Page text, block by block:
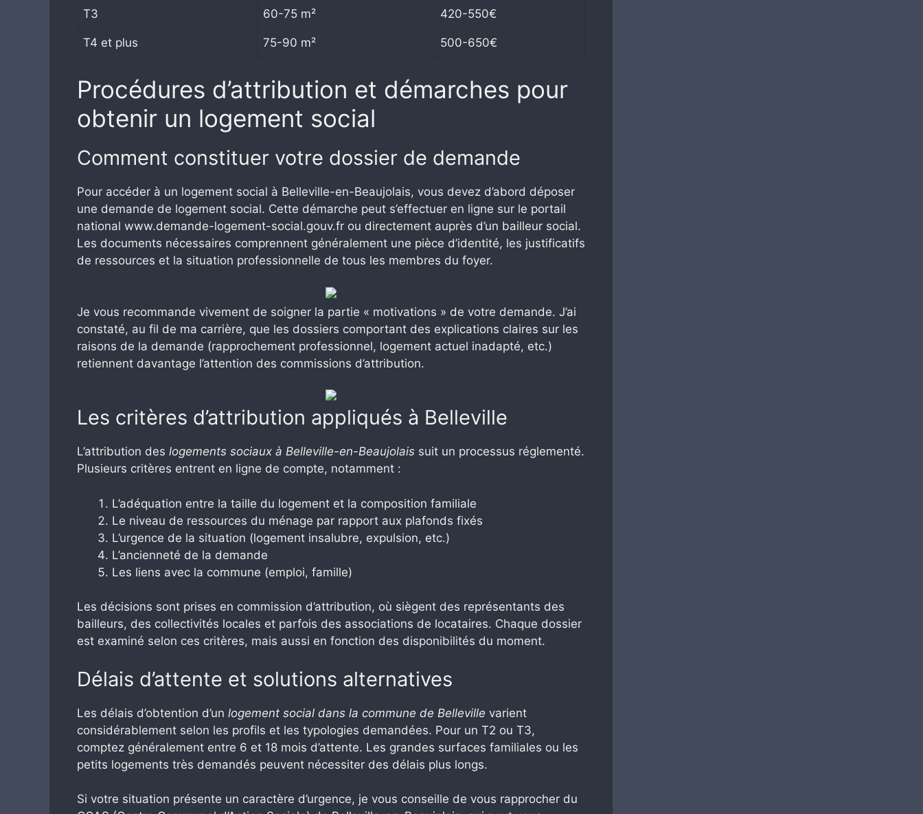
T3 60-75 m² 420-550€
T4 et plus 75-90 m² 500-650€
Procédures d’attribution et démarches pour
obtenir un logement social
Comment constituer votre dossier de demande
Pour accéder à un logement social à Belleville-en-Beaujolais, vous devez d’abord déposer
une demande de logement social. Cette démarche peut s’effectuer en ligne sur le portail
national www.demande-logement-social.gouv.fr ou directement auprès d’un bailleur social.
Les documents nécessaires comprennent généralement une pièce d’identité, les justificatifs
de ressources et la situation professionnelle de tous les membres du foyer.
Je vous recommande vivement de soigner la partie « motivations » de votre demande. J’ai
constaté, au fil de ma carrière, que les dossiers comportant des explications claires sur les
raisons de la demande (rapprochement professionnel, logement actuel inadapté, etc.)
retiennent davantage l’attention des commissions d’attribution.
Les critères d’attribution appliqués à Belleville
L’attribution des logements sociaux à Belleville-en-Beaujolais suit un processus réglementé.
Plusieurs critères entrent en ligne de compte, notamment :
L’adéquation entre la taille du logement et la composition familiale
Le niveau de ressources du ménage par rapport aux plafonds fixés
L’urgence de la situation (logement insalubre, expulsion, etc.)
L’ancienneté de la demande
Les liens avec la commune (emploi, famille)
Les décisions sont prises en commission d’attribution, où siègent des représentants des
bailleurs, des collectivités locales et parfois des associations de locataires. Chaque dossier
est examiné selon ces critères, mais aussi en fonction des disponibilités du moment.
Délais d’attente et solutions alternatives
Les délais d’obtention d’un logement social dans la commune de Belleville varient
considérablement selon les profils et les typologies demandées. Pour un T2 ou T3,
comptez généralement entre 6 et 18 mois d’attente. Les grandes surfaces familiales ou les
petits logements très demandés peuvent nécessiter des délais plus longs.
Si votre situation présente un caractère d’urgence, je vous conseille de vous rapprocher du